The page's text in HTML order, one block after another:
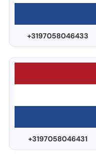
+3197058046433
+3197058046431